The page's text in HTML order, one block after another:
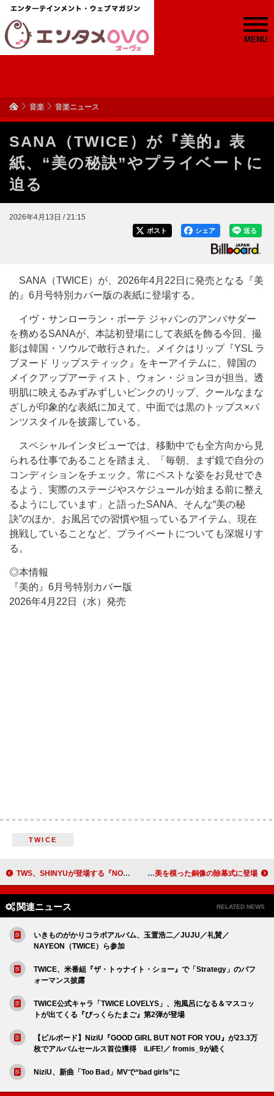
MENU
音楽 音楽ニュース
SANA（TWICE）が『美的』表
紙、“美の秘訣”やプライベートに
迫る
2026年4月13日 / 21:15
送る
シェア
ポスト
SANA（TWICE）が、2026年4月22日に発売となる『美
的』6月号特別カバー版の表紙に登場する。
イヴ・サンローラン・ボーテ ジャパンのアンバサダー
を務めるSANAが、本誌初登場にして表紙を飾る今回、撮
影は韓国・ソウルで敢行された。メイクはリップ『YSL ラ
ブヌード リップスティック』をキーアイテムに、韓国の
メイクアップアーティスト、ウォン・ジョンヨが担当。透
明肌に映えるみずみずしいピンクのリップ、クールなまな
ざしが印象的な表紙に加えて、中面では黒のトップス×パ
ンツスタイルを披露している。
スペシャルインタビューでは、移動中でも全方向から見
られる仕事であることを踏まえ、「毎朝、まず鏡で自分の
コンディションをチェック。常にベストな姿をお見せでき
るよう、実際のステージやスケジュールが始まる前に整え
るようにしています」と語ったSANA。そんな“美の秘
訣”のほか、お風呂での習慣や狙っているアイテム、現在
挑戦していることなど、プライベートについても深堀りす
る。
◎本情報
『美的』6月号特別カバー版
2026年4月22日（水）発売
TWICE
TWS、SHINYUが登場する『NO TRAGEDY』トラックサンプラーを公開 WANIMA、ギタリスト・KO-SHINの肉体美を模った銅像の除幕式に登場
関連ニュース RELATED NEWS
いきものがかりコラボアルバム、玉置浩二／JUJU／礼賛／
NAYEON（TWICE）ら参加
TWICE、米番組『ザ・トゥナイト・ショー』で「Strategy」のパフ
ォーマンス披露
TWICE公式キャラ「TWICE LOVELYS」、泡風呂になる＆マスコッ
トが出てくる『びっくらたまご』第2弾が登場
【ビルボード】NiziU『GOOD GIRL BUT NOT FOR YOU』が23.3万
枚でアルバムセールス首位獲得 iLiFE!／ fromis_9が続く
NiziU、新曲「Too Bad」MVで“bad girls”に